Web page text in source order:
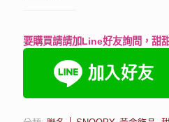
要購買請請加Line好友詢問，甜